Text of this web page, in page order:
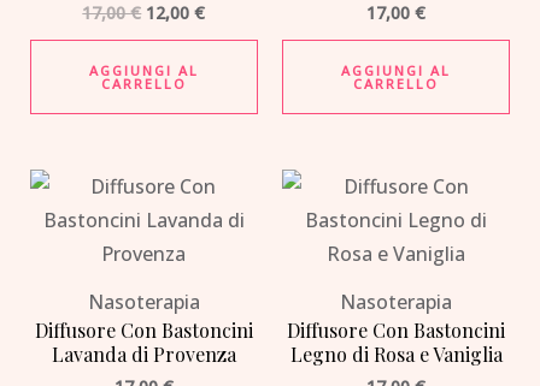
17,00€ 12,00€
AGGIUNGI AL
CARRELLO
17,00€
AGGIUNGI AL
CARRELLO
Nasoterapia
Diffusore Con Bastoncini
Lavanda di Provenza
Nasoterapia
Diffusore Con Bastoncini
Legno di Rosa e Vaniglia